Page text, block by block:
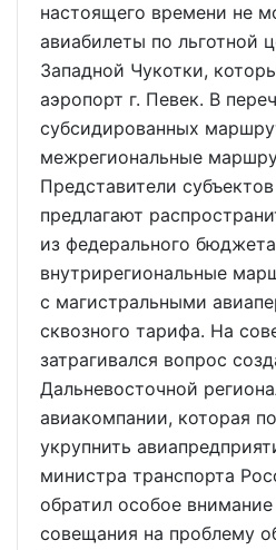
настоящего времени не
авиабилеты по льготной
Западной Чукотки,
аэропорт г. Певек. В
субсидированных
межрегиональные
Представители
предлагают
из федерального
внутрирегиональные
с магистральными
сквозного тарифа. На
затрагивался вопрос
Дальневосточной
авиакомпании, которая
укрупнить
министра транспорта
обратил особое
совещания на проблему